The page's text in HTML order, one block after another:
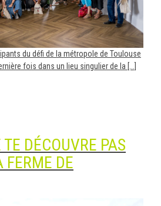
du défi de la métropole de Toulouse
fois dans un lieu singulier de la [...]
DÉCOUVRE PAS
FERME DE